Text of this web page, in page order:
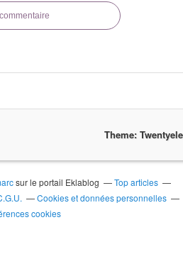
Theme:
sur le portail Eklablog
Top articles
Cookies et données personnelles
cookies